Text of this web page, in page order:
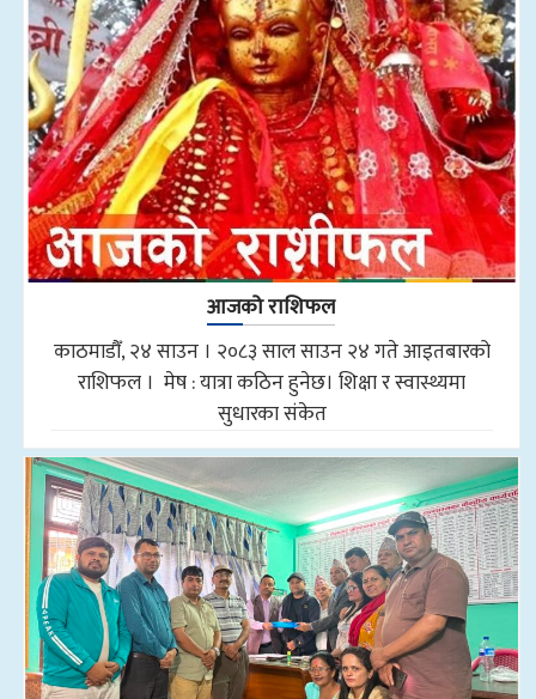
आजको राशिफल
काठमाडौँ, २४ साउन । २०८३ साल साउन २४ गते आइतबारको
राशिफल । मेष : यात्रा कठिन हुनेछ। शिक्षा र स्वास्थ्यमा
सुधारका संकेत